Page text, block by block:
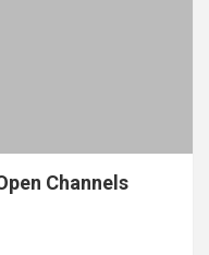
Channels